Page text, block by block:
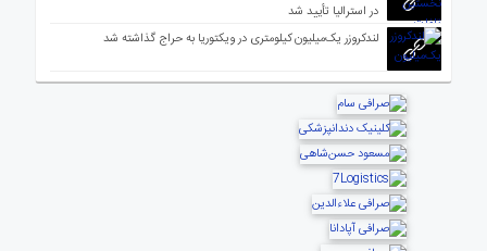
در استرالیا تأیید شد
لندکروزر یک‌میلیون کیلومتری در ویکتوریا به حراج گذاشته شد